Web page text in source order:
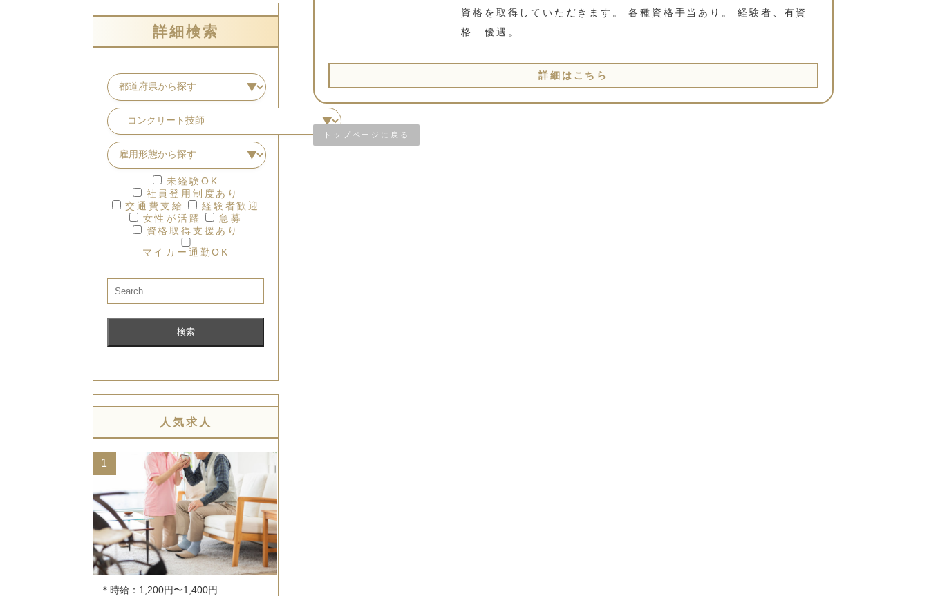
詳細検索
未経験OK
社員登用制度あり
交通費支給
経験者歓迎
女性が活躍
急募
資格取得支援あり
マイカー通勤OK
人気求人
1
資格を取得していただきます。 各種資格手当あり。 経験者、有資
格 優遇。 …
詳細はこちら
トップページに戻る